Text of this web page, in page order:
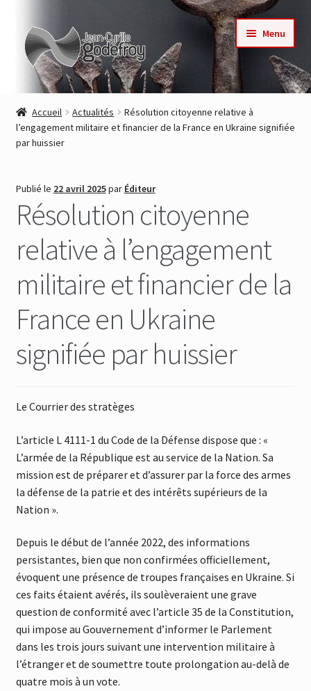
Aller
navigation
Aller
au
contenu
Menu
Accueil
Nos collections
Actualités
Contact
Commande
Accueil Actualités
Résolution citoyenne relative à
l’engagement militaire et financier de la France en Ukraine signifiée
par huissier
Publié le 22 avril 2025par Éditeur
Résolution citoyenne
relative à l’engagement
militaire et financier de la
France en Ukraine
signifiée par huissier
Le Courrier des stratèges
L’article L 4111-1 du Code de la Défense dispose que : «
L’armée de la République est au service de la Nation. Sa
mission est de préparer et d’assurer par la force des armes
la défense de la patrie et des intérêts supérieurs de la
Nation ».
Depuis le début de l’année 2022, des informations
persistantes, bien que non confirmées officiellement,
évoquent une présence de troupes françaises en Ukraine. Si
ces faits étaient avérés, ils soulèveraient une grave
question de conformité avec l’article 35 de la Constitution,
qui impose au Gouvernement d’informer le Parlement
dans les trois jours suivant une intervention militaire à
l’étranger et de soumettre toute prolongation au-delà de
quatre mois à un vote.